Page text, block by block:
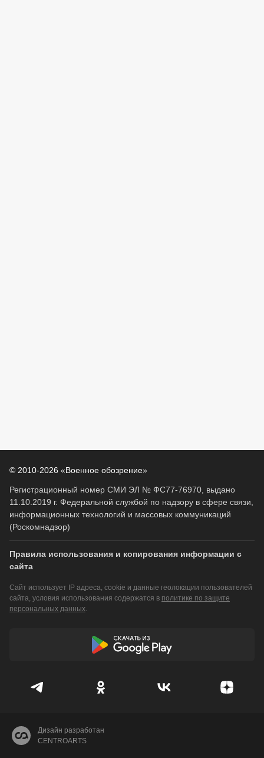
© 2010-2026 «Военное обозрение»
Регистрационный номер СМИ ЭЛ № ФС77-76970, выдано
11.10.2019 г. Федеральной службой по надзору в сфере связи,
информационных технологий и массовых коммуникаций
(Роскомнадзор)
Правила использования и копирования информации с
сайта
Сайт использует IP адреса, cookie и данные геолокации пользователей
сайта, условия использования содержатся в политике по защите
персональных данных.
Дизайн разработан
CENTROARTS